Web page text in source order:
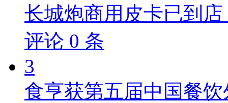
长城炮商用皮卡已到
评论 0 条
3
食亨获第五届中国餐